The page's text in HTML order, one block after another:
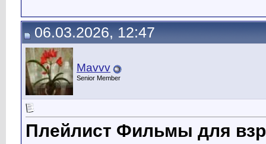
06.03.2026, 12:47
Mavvv
Senior Member
Плейлист Фильмы для